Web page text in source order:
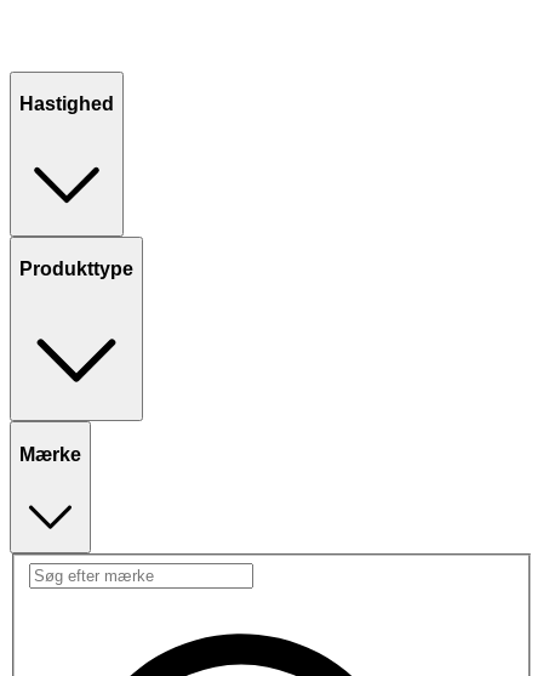
Hastighed
Produkttype
Mærke